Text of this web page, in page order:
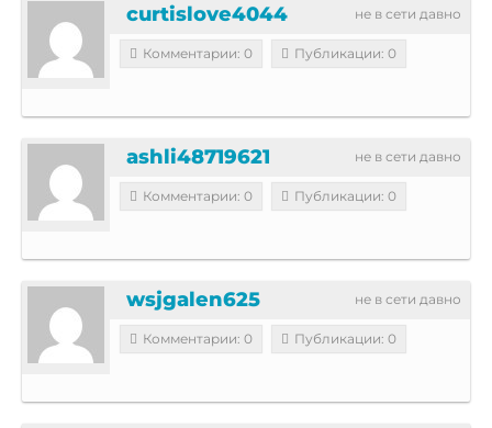
не в сети давно
curtislove4044
Комментарии: 0 Публикации: 0
не в сети давно
ashli48719621
Комментарии: 0 Публикации: 0
не в сети давно
wsjgalen625
Комментарии: 0 Публикации: 0